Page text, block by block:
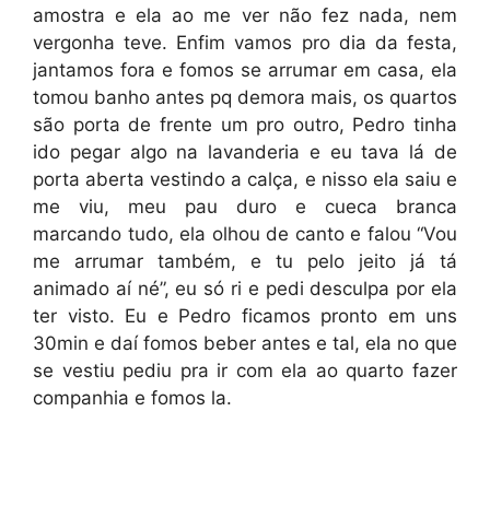
amostra e ela ao me ver não fez nada, nem
vergonha teve. Enfim vamos pro dia da festa,
jantamos fora e fomos se arrumar em casa, ela
tomou banho antes pq demora mais, os quartos
são porta de frente um pro outro, Pedro tinha
ido pegar algo na lavanderia e eu tava lá de
porta aberta vestindo a calça, e nisso ela saiu e
me viu, meu pau duro e cueca branca
marcando tudo, ela olhou de canto e falou “Vou
me arrumar também, e tu pelo jeito já tá
animado aí né”, eu só ri e pedi desculpa por ela
ter visto. Eu e Pedro ficamos pronto em uns
30min e daí fomos beber antes e tal, ela no que
se vestiu pediu pra ir com ela ao quarto fazer
companhia e fomos la.